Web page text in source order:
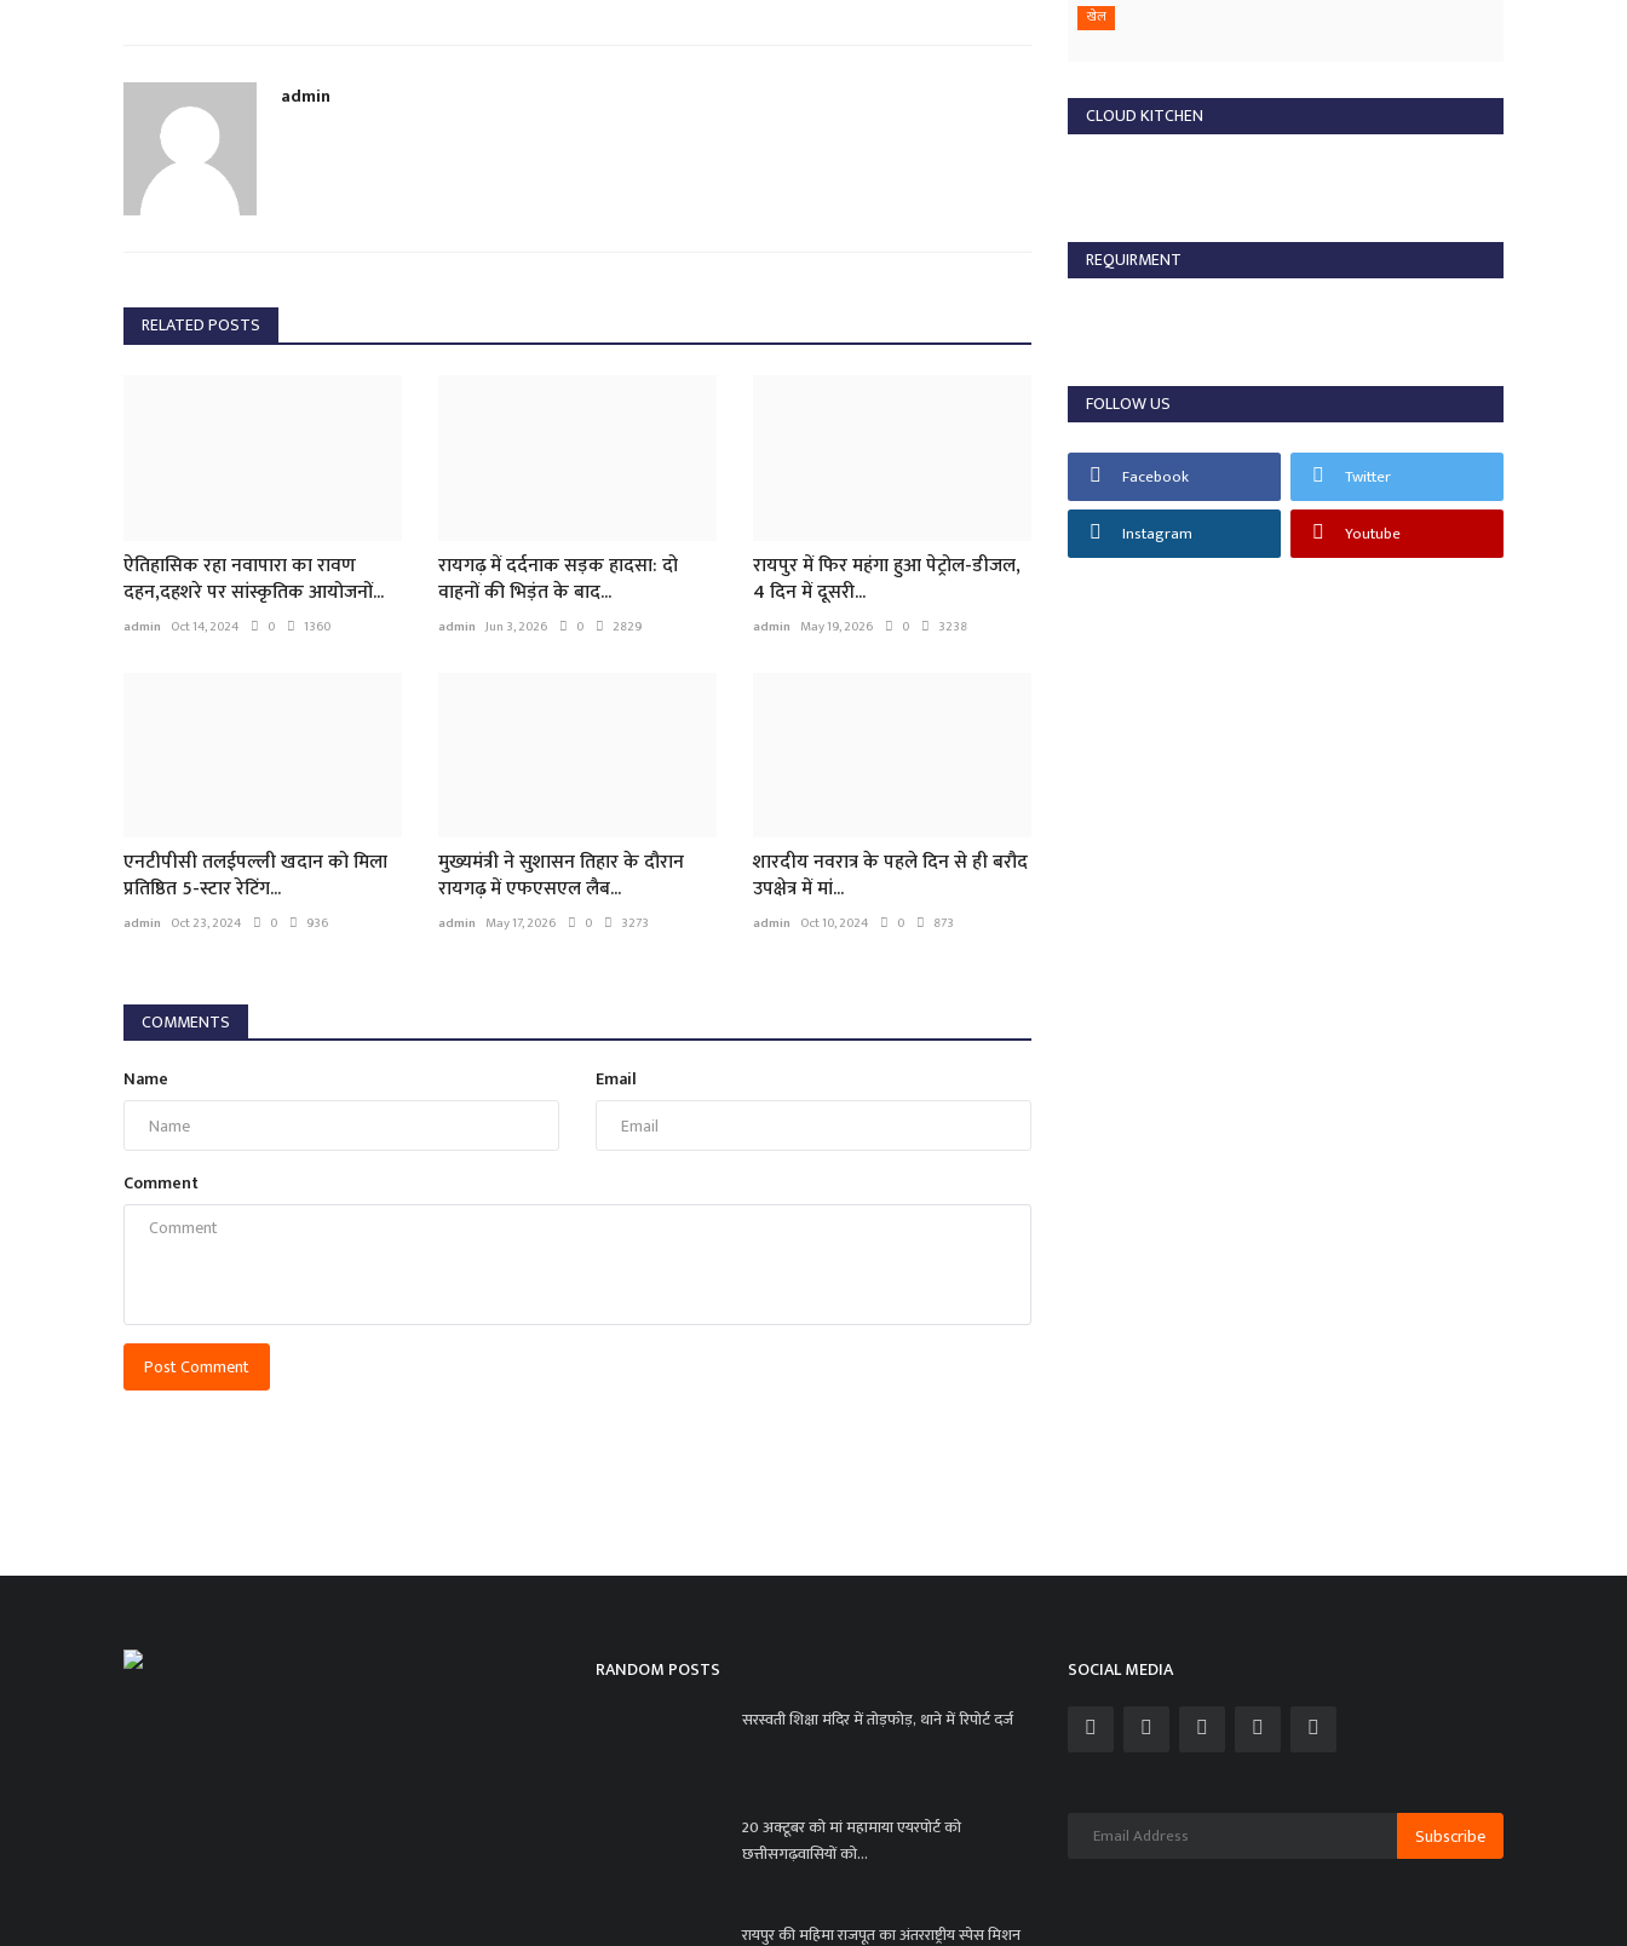
admin
RELATED POSTS
ऐतिहासिक रहा नवापारा का रावण
दहन,दहशरे पर सांस्कृतिक आयोजनों...
admin Oct 14, 2024 0 1360
रायगढ़ में दर्दनाक सड़क हादसा: दो
वाहनों की भिड़ंत के बाद...
admin Jun 3, 2026 0 2829
रायपुर में फिर महंगा हुआ पेट्रोल-डीजल,
4 दिन में दूसरी...
admin May 19, 2026 0 3238
एनटीपीसी तलईपल्ली खदान को मिला
प्रतिष्ठित 5-स्टार रेटिंग...
admin Oct 23, 2024 0 936
मुख्यमंत्री ने सुशासन तिहार के दौरान
रायगढ़ में एफएसएल लैब...
admin May 17, 2026 0 3273
शारदीय नवरात्र के पहले दिन से ही बरौद
उपक्षेत्र में मां...
admin Oct 10, 2024 0 873
COMMENTS
Name Email
Comment
Post Comment
खेल
राष्ट्रमंडल खेल 2026: जूडो में भारत का स्वर्णिम
करिअर
admin Oct 26, 2024 0 1256
CLOUD KITCHEN
REQUIRMENT
FOLLOW US
Facebook Twitter
Instagram Youtube
RANDOM POSTS
सरस्वती शिक्षा मंदिर में तोड़फोड़, थाने में रिपोर्ट दर्ज
20 अक्टूबर को मां महामाया एयरपोर्ट को
छत्तीसगढ़वासियों को...
रायपुर की महिमा राजपूत का अंतरराष्ट्रीय स्पेस मिशन
SOCIAL MEDIA
Subscribe